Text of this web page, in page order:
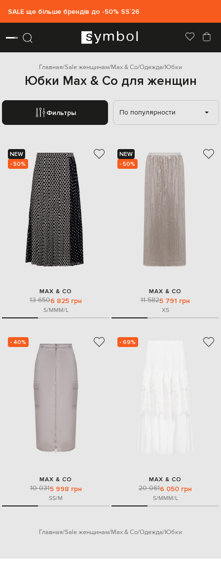
SALE ще більше брендів до -50% SS`26
Главная Sale женщинам Max & Co Одежда Юбки
Юбки Max & Co для женщин
Фильтры По популярности
NEW
- 50%
MAX & CO
13 6506 825 грн
S/MMM/L
NEW
- 50%
MAX & CO
11 5825 791 грн
XS
- 40%
MAX & CO
10 0315 998 грн
SS/M
- 69%
MAX & CO
20 0616 050 грн
S/MMM/L
Главная Sale женщинам Max & Co Одежда Юбки